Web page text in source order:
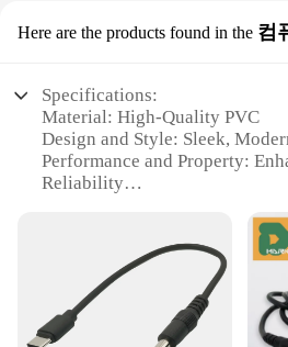
Here are the products found in the 컴
Specifications:
Material: High-Quality PVC
Design and Style: Sleek,
Performance and Property:
Reliability
Typical Adaptive Scenario:
Gaming Environments
Shape or Size or Weight or
Length and Compact Design